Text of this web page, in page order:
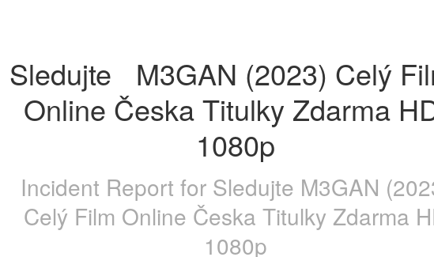
Sledujte 	M3GAN (2023) Celý Film
Online Česka Titulky Zdarma
1080p
Incident Report for Sledujte M3GAN
Celý Film Online Česka Titulky Zdarma
1080p